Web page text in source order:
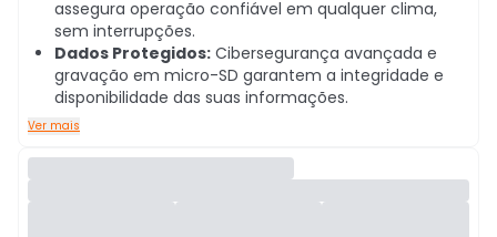
assegura operação confiável em qualquer clima,
sem interrupções.
Dados Protegidos: Cibersegurança avançada e
gravação em micro-SD garantem a integridade e
disponibilidade das suas informações.
Ver mais